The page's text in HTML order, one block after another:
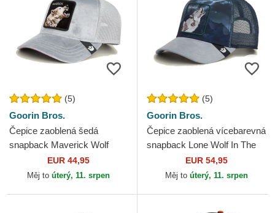
(5)
Goorin Bros.
Čepice zaoblená šedá
snapback Maverick Wolf
Velour The Farm Goorin
Bros.
EUR 44,95
Měj to úterý, 11. srpen
(5)
Goorin Bros.
Čepice zaoblená vícebarevná
snapback Lone Wolf In The
Element The Farm Goorin
Bros.
EUR 54,95
Měj to úterý, 11. srpen